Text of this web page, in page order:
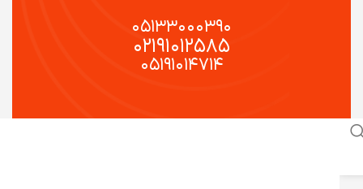
۰۵۱۳۳۰۰۰۳۹۰
۰۲۱۹۱۰۱۲۵۸۵
۰۵۱۹۱۰۱۴۷۱۴